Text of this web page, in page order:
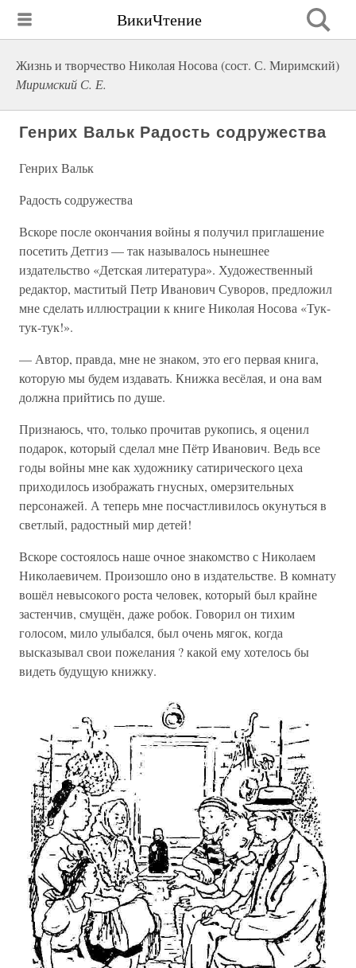
ВикиЧтение
Жизнь и творчество Николая Носова (сост. С. Миримский)
Миримский С. Е.
Генрих Вальк Радость содружества
Генрих Вальк
Радость содружества
Вскоре после окончания войны я получил приглашение
посетить Детгиз — так называлось нынешнее
издательство «Детская литература». Художественный
редактор, маститый Петр Иванович Суворов, предложил
мне сделать иллюстрации к книге Николая Носова «Тук-
тук-тук!».
— Автор, правда, мне не знаком, это его первая книга,
которую мы будем издавать. Книжка весёлая, и она вам
должна прийтись по душе.
Признаюсь, что, только прочитав рукопись, я оценил
подарок, который сделал мне Пётр Иванович. Ведь все
годы войны мне как художнику сатирического цеха
приходилось изображать гнусных, омерзительных
персонажей. А теперь мне посчастливилось окунуться в
светлый, радостный мир детей!
Вскоре состоялось наше очное знакомство с Николаем
Николаевичем. Произошло оно в издательстве. В комнату
вошёл невысокого роста человек, который был крайне
застенчив, смущён, даже робок. Говорил он тихим
голосом, мило улыбался, был очень мягок, когда
высказывал свои пожелания ? какой ему хотелось бы
видеть будущую книжку.